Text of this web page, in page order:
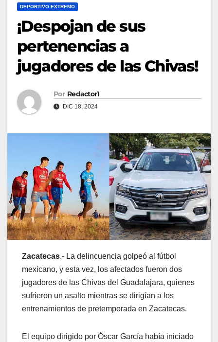
DEPORTIVO EXTREMO
¡Despojan de sus
pertenencias a
jugadores de las Chivas!
Por Redactor1
DIC 18, 2024
Zacatecas.- La delincuencia golpeó al fútbol
mexicano, y esta vez, los afectados fueron dos
jugadores de las Chivas del Guadalajara, quienes
sufrieron un asalto mientras se dirigían a los
entrenamientos de pretemporada en Zacatecas.
El equipo dirigido por Óscar García había iniciado